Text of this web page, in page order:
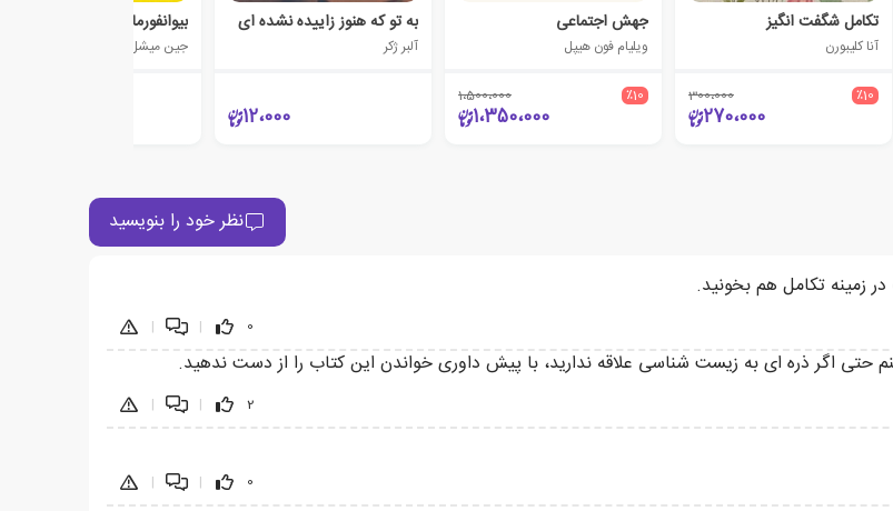
تکامل شگفت انگیز
آنا کلیبورن
٪10 300،000
270،000
جهش اجتماعی
ویلیام فون هیپل
٪10 1،500،000
1،350،000
به تو که هنوز زاییده نشده ای
آلبر ژکر
12،000
بیوانفورماتیک به زبان ساده
جین میشل کلاوری
نظر خود را بنویسید
زمینه تکامل هم بخونید.
0
|
|
حتی اگر ذره ای به زیست شناسی علاقه ندارید، با پیش داوری خواندن این کتاب را از دست ندهید.
2
|
|
0
|
|